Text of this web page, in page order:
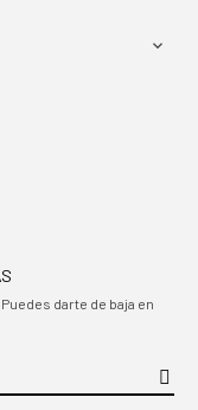

darte de baja en